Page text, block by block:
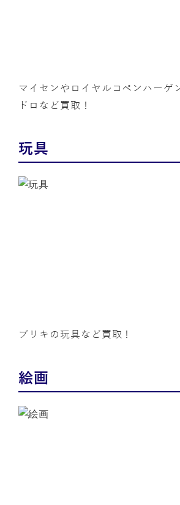
マイセンやロイヤルコペンハー
ドロなど買取！
玩具
ブリキの玩具など買取！
絵画